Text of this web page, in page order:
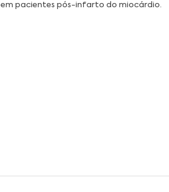
pacientes pós-infarto do miocárdio.